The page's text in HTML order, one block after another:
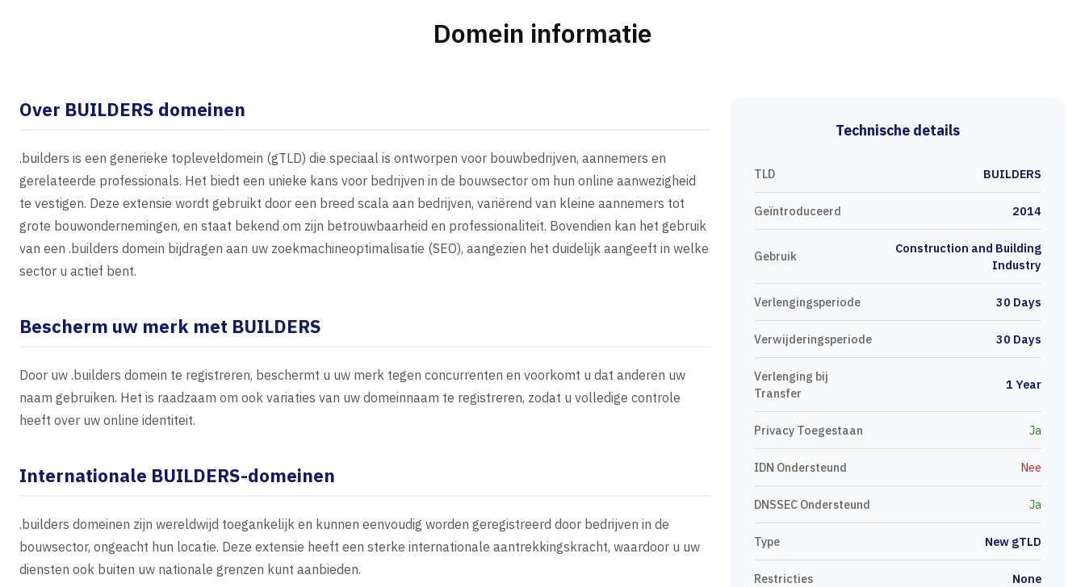
Domein informatie
Over BUILDERS domeinen
.builders is een generieke topleveldomein (gTLD) die speciaal is ontworpen voor bouwbedrijven, aannemers en
gerelateerde professionals. Het biedt een unieke kans voor bedrijven in de bouwsector om hun online aanwezigheid
te vestigen. Deze extensie wordt gebruikt door een breed scala aan bedrijven, variërend van kleine aannemers tot
grote bouwondernemingen, en staat bekend om zijn betrouwbaarheid en professionaliteit. Bovendien kan het gebruik
van een .builders domein bijdragen aan uw zoekmachineoptimalisatie (SEO), aangezien het duidelijk aangeeft in welke
sector u actief bent.
Bescherm uw merk met BUILDERS
Door uw .builders domein te registreren, beschermt u uw merk tegen concurrenten en voorkomt u dat anderen uw
naam gebruiken. Het is raadzaam om ook variaties van uw domeinnaam te registreren, zodat u volledige controle
heeft over uw online identiteit.
Internationale BUILDERS-domeinen
.builders domeinen zijn wereldwijd toegankelijk en kunnen eenvoudig worden geregistreerd door bedrijven in de
bouwsector, ongeacht hun locatie. Deze extensie heeft een sterke internationale aantrekkingskracht, waardoor u uw
diensten ook buiten uw nationale grenzen kunt aanbieden.
Technische details
TLD BUILDERS
Geïntroduceerd 2014
Gebruik
Construction and Building
Industry
Verlengingsperiode 30 Days
Verwijderingsperiode 30 Days
Verlenging bij
Transfer
1 Year
Privacy Toegestaan Ja
IDN Ondersteund Nee
DNSSEC Ondersteund Ja
Type New gTLD
Restricties None